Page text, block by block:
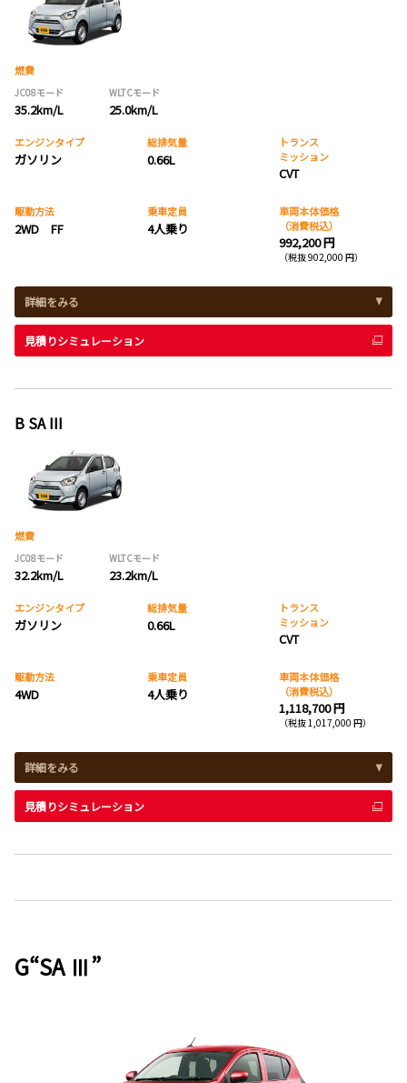
燃費
JC08モード
35.2km/L
WLTCモード
25.0km/L
エンジンタイプ
ガソリン
総排気量
0.66L
トランス
ミッション
CVT
駆動方法
2WD FF
乗車定員
4人乗り
車両本体価格
（消費税込）
992,200 円
（税抜 902,000 円）
詳細をみる
見積りシミュレーション
B SA III
燃費
JC08モード
32.2km/L
WLTCモード
23.2km/L
エンジンタイプ
ガソリン
総排気量
0.66L
トランス
ミッション
CVT
駆動方法
4WD
乗車定員
4人乗り
車両本体価格
（消費税込）
1,118,700 円
（税抜 1,017,000 円）
詳細をみる
見積りシミュレーション
G“SA Ⅲ”